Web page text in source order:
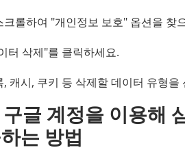
롤하여 "개인정보 보호" 옵션을 찾
터 삭제"를 클릭하세요.
, 캐시, 쿠키 등 삭제할 데이터 유형
글 계정을 이용해
는 방법